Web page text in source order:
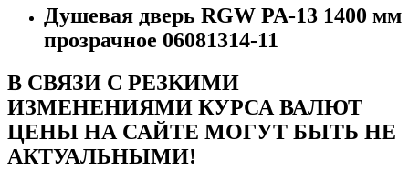
Душевая дверь RGW PA-13 1400 мм
прозрачное 06081314-11
В СВЯЗИ С РЕЗКИМИ
ИЗМЕНЕНИЯМИ КУРСА ВАЛЮТ
ЦЕНЫ НА САЙТЕ МОГУТ БЫТЬ НЕ
АКТУАЛЬНЫМИ!